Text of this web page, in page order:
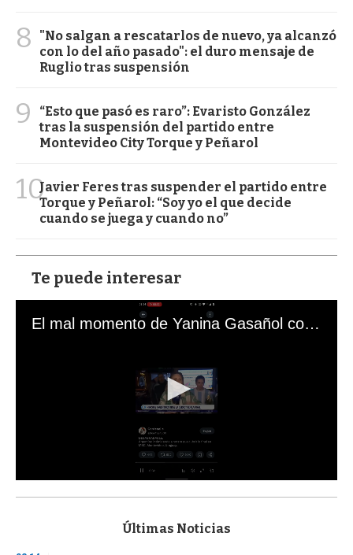
8
"No salgan a rescatarlos de nuevo, ya alcanzó
con lo del año pasado": el duro mensaje de
Ruglio tras suspensión
9
“Esto que pasó es raro”: Evaristo González
tras la suspensión del partido entre
Montevideo City Torque y Peñarol
10Javier Feres tras suspender el partido entre
Torque y Peñarol: “Soy yo el que decide
cuando se juega y cuando no”
Te puede interesar
El mal momento de Yanina Gasañol con un hincha argentino en "Subrayado"
s
Últimas Noticias